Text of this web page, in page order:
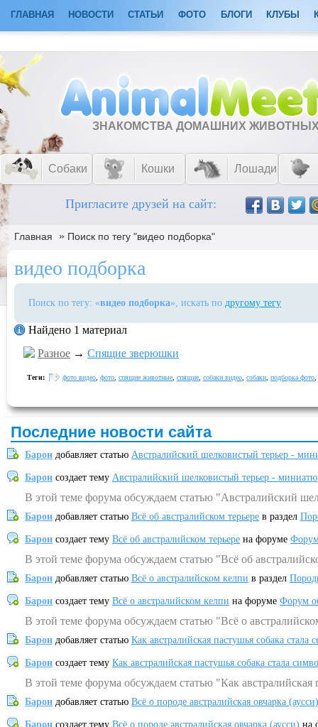
ГЛАВНАЯ НОВОСТИ СТАТЬИ ФОТО БЛОГИ КЛУБЫ
ЗНАКОМСТВА ДОМАШНИХ
Собаки Кошки Лошади
Пригласите друзей на сайт:
Главная » Поиск по тегу "видео подборка"
видео подборка
Поиск по тегу: «видео подборка», искать по другому тегу
Найдено 1 материал
Разное → Спящие зверюшки
Теги: фото видео фото спящие животные спящие собаки видео собаки подборка фото
Последние новости сайта
Барон добавляет статью Австралийский шелковистый терьер -
Барон создает тему Австралийский шелковистый терьер -
В этой теме форума обсуждаем статью "Австралийский
Барон добавляет статью Всё об австралийском терьере в раздел
Барон создает тему Всё об австралийском терьере на форуме
В этой теме форума обсуждаем статью "Всё об
Барон добавляет статью Всё о австралийском келпи в раздел
Барон создает тему Всё о австралийском келпи на форуме Форум
В этой теме форума обсуждаем статью "Всё о
Барон добавляет статью Как австралийская пастушья собака
Барон создает тему Как австралийская пастушья собака стала
В этой теме форума обсуждаем статью "Как
Барон добавляет статью Всё о породе австралийская овчарка (аусси)
Барон создает тему Всё о породе австралийская овчарка (аусси) на